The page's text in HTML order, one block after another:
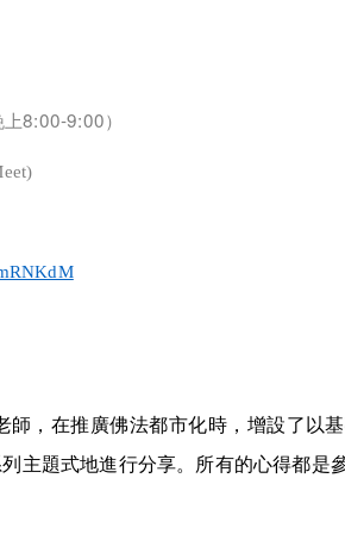
上8:00-9:00）
師，在推廣佛法都市化時，增設了以
主題式地進行分享。所有的心得都是